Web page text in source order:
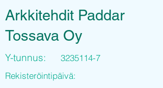
Arkkitehdit Paddar
Tossava Oy
Y-tunnus:
3235114-7
Rekisteröintipäivä: